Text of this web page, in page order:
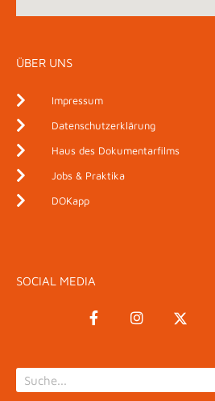
ÜBER UNS
Impressum
Datenschutzerklärung
Haus des Dokumentarfilms
Jobs & Praktika
DOKapp
SOCIAL MEDIA